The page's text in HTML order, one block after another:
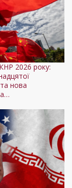
КНР 2026 року:
та нова